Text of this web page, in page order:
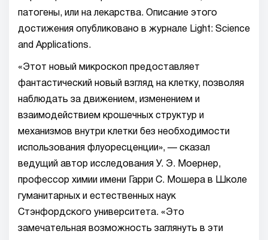
патогены, или на лекарства. Описание этого
достижения опубликовано в журнале Light: Science
and Applications.
«Этот новый микроскоп предоставляет
фантастический новый взгляд на клетку, позволяя
наблюдать за движением, изменением и
взаимодействием крошечных структур и
механизмов внутри клетки без необходимости
использования флуоресценции», — сказал
ведущий автор исследования У. Э. Моернер,
профессор химии имени Гарри С. Мошера в Школе
гуманитарных и естественных наук
Стэнфордского университета. «Это
замечательная возможность заглянуть в эти